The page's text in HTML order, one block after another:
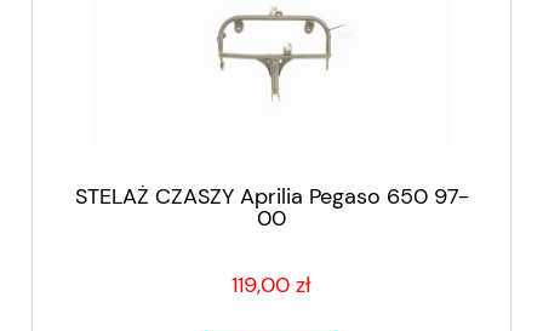
STELAŻ CZASZY Aprilia Pegaso 650 97-
00
119,00 zł